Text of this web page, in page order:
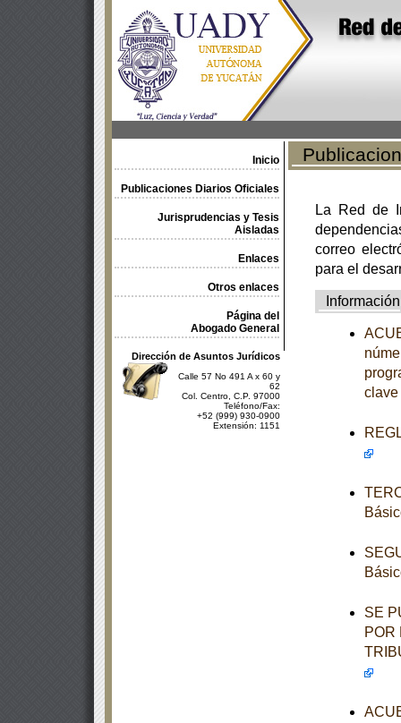
Inicio
Publicaciones Diarios Oficiales
Jurisprudencias y Tesis
Aisladas
Enlaces
Otros enlaces
Página del
Abogado General
Dirección de Asuntos Jurídicos
Calle 57 No 491 A x 60 y
62
Col. Centro, C.P. 97000
Teléfono/Fax:
+52 (999) 930-0900
Extensión: 1151
La Red de
correo
para el
Información
SE
POR